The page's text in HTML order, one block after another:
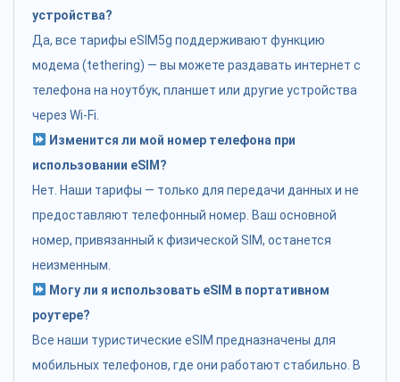
устройства?
Да, все тарифы eSIM5g поддерживают функцию
модема (tethering) — вы можете раздавать интернет с
телефона на ноутбук, планшет или другие устройства
через Wi-Fi.
Изменится ли мой номер телефона при
использовании eSIM?
Нет. Наши тарифы — только для передачи данных и не
предоставляют телефонный номер. Ваш основной
номер, привязанный к физической SIM, останется
неизменным.
Могу ли я использовать eSIM в портативном
роутере?
Все наши туристические eSIM предназначены для
мобильных телефонов, где они работают стабильно. В